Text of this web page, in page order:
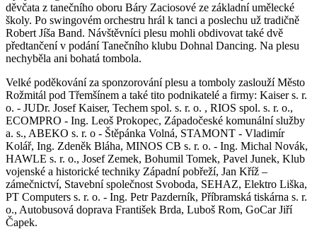
děvčata z tanečního oboru Báry Zaciosové ze základní umělecké
školy. Po swingovém orchestru hrál k tanci a poslechu už tradičně
Robert Jíša Band. Návštěvníci plesu mohli obdivovat také dvě
předtančení v podání Tanečního klubu Dohnal Dancing. Na plesu
nechyběla ani bohatá tombola.
Velké poděkování za sponzorování plesu a tomboly zaslouží Město
Rožmitál pod Třemšínem a také tito podnikatelé a firmy: Kaiser s. r.
o. - JUDr. Josef Kaiser, Techem spol. s. r. o. , RIOS spol. s. r. o.,
ECOMPRO - Ing. Leoš Prokopec, Západočeské komunální služby
a. s., ABEKO s. r. o - Štěpánka Volná, STAMONT - Vladimír
Kolář, Ing. Zdeněk Bláha, MINOS CB s. r. o. - Ing. Michal Novák,
HAWLE s. r. o., Josef Zemek, Bohumil Tomek, Pavel Junek, Klub
vojenské a historické techniky Západní pobřeží, Jan Kříž –
zámečnictví, Stavební společnost Svoboda, SEHAZ, Elektro Liška,
PT Computers s. r. o. - Ing. Petr Pazderník, Příbramská tiskárna s. r.
o., Autobusová doprava František Brda, Luboš Rom, GoCar Jiří
Čapek.